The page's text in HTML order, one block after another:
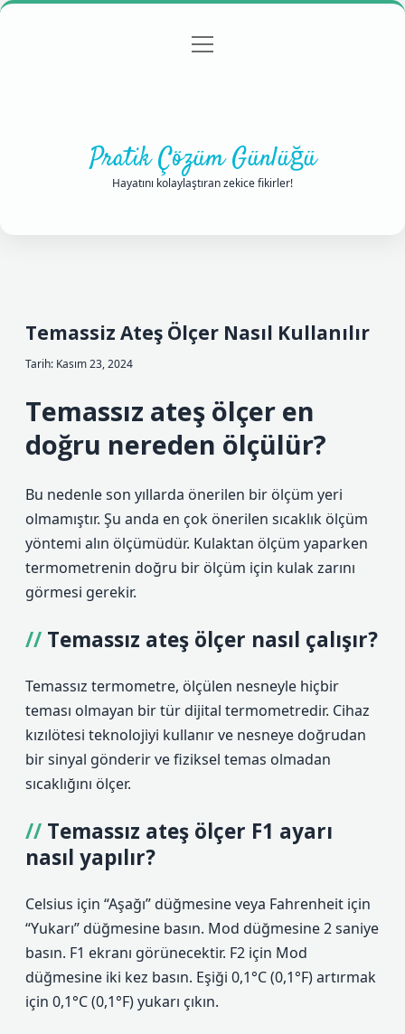
Gizlilik Politikası
menüyü
Pratik Çözüm Günlüğü
Hayatını kolaylaştıran zekice fikirler!
Temassiz Ateş Ölçer Nasıl Kullanılır
Tarih: Kasım 23, 2024
Temassız ateş ölçer en
doğru nereden ölçülür?
Bu nedenle son yıllarda önerilen bir ölçüm yeri
olmamıştır. Şu anda en çok önerilen sıcaklık ölçüm
yöntemi alın ölçümüdür. Kulaktan ölçüm yaparken
termometrenin doğru bir ölçüm için kulak zarını
görmesi gerekir.
Temassız ateş ölçer nasıl çalışır?
Temassız termometre, ölçülen nesneyle hiçbir
teması olmayan bir tür dijital termometredir. Cihaz
kızılötesi teknolojiyi kullanır ve nesneye doğrudan
bir sinyal gönderir ve fiziksel temas olmadan
sıcaklığını ölçer.
Temassız ateş ölçer F1 ayarı
nasıl yapılır?
Celsius için “Aşağı” düğmesine veya Fahrenheit için
“Yukarı” düğmesine basın. Mod düğmesine 2 saniye
basın. F1 ekranı görünecektir. F2 için Mod
düğmesine iki kez basın. Eşiği 0,1°C (0,1°F) artırmak
için 0,1°C (0,1°F) yukarı çıkın.